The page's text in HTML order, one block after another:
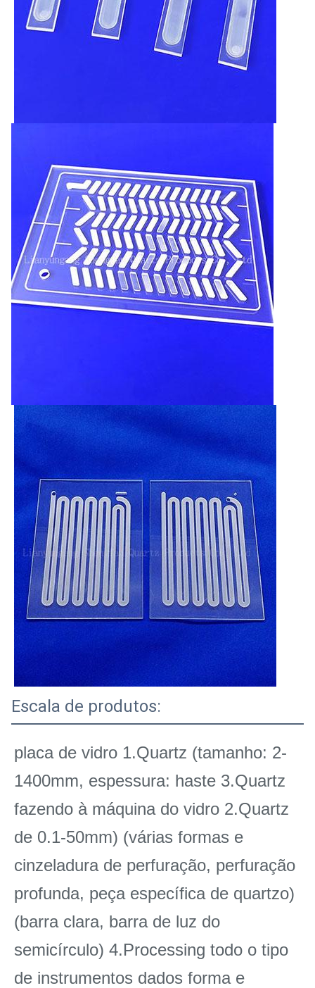
Escala de produtos:
placa de vidro 1.Quartz (tamanho: 2-
1400mm, espessura: haste 3.Quartz
fazendo à máquina do vidro 2.Quartz
de 0.1-50mm) (várias formas e
cinzeladura de perfuração, perfuração
profunda, peça específica de quartzo)
(barra clara, barra de luz do
semicírculo) 4.Processing todo o tipo
de instrumentos dados forma e